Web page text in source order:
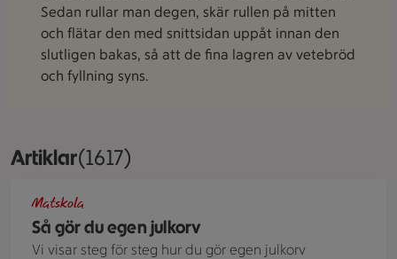
Sedan rullar man degen, skär rullen på mitten
och flätar den med snittsidan uppåt innan den
slutligen bakas, så att de fina lagren av vetebröd
och fyllning syns.
ArtiklarVisar 1617 stycken
(1617)
Så gör du egen julkorv
Matskola
Vi visar steg för steg hur du gör egen julkorv